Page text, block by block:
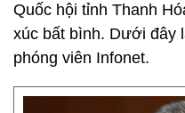
Quốc hội tỉnh Thanh
xúc bất bình. Dưới đây
phóng viên Infonet.